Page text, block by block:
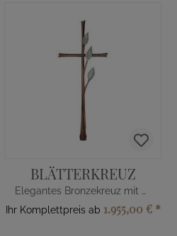
BLÄTTERKREUZ
Elegantes Bronzekreuz mit Blätter
Ihr Komplettpreis ab 1.955,00 € *